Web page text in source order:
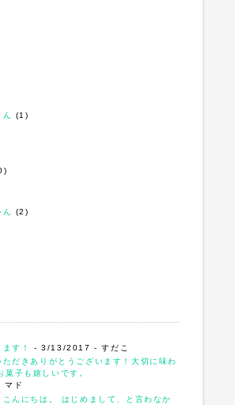
ん
(1)
ん (2)
す！ - 3/13/2017
- すだこ
だきありがとうございます！大切に味わ
菓子も嬉しいです。
ド
んにちは。 はじめまして、と言わなか